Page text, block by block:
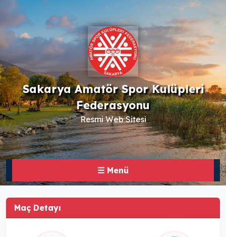
Sakarya Amatör Spor Kulüpleri
Federasyonu
Resmi Web Sitesi
☰ Menü
Maç Detayı